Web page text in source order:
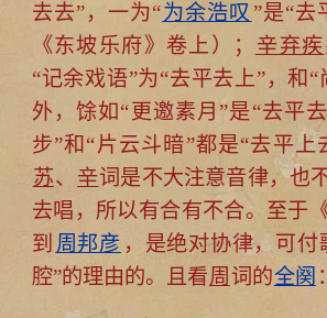
去去”，一为“为余浩叹 ”是“去
《东坡乐府》卷上）；
辛弃疾
“记余戏语”为“去平去上”，和“
外，馀如“更邀素月”是“去平
步”和“片云斗暗”都是“去平上
苏、 辛词是不大注意音律，也
去唱，所以有合有不合。至于
到 周邦彦 ，是绝对协律，可付
腔”的理由的。且看周 词的全阕 ：